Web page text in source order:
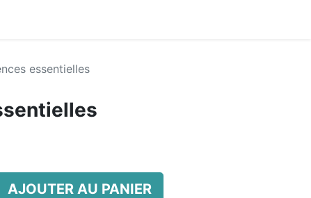
essentielles
AJOUTER AU PANIER